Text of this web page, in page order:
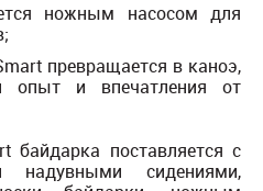
ножным насосом для
превращается в каноэ,
опыт и впечатления от
байдарка поставляется с
надувными сидениями,